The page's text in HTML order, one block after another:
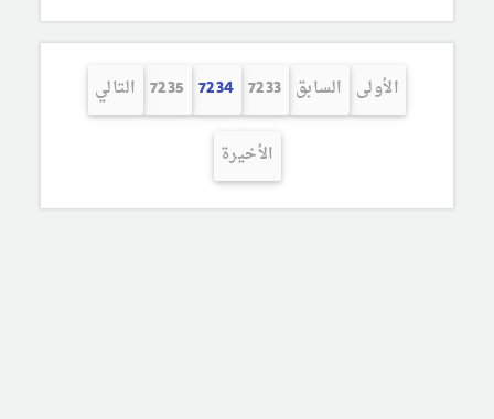
الأولى السابق 7233
7234
7235 التالي
الأخيرة